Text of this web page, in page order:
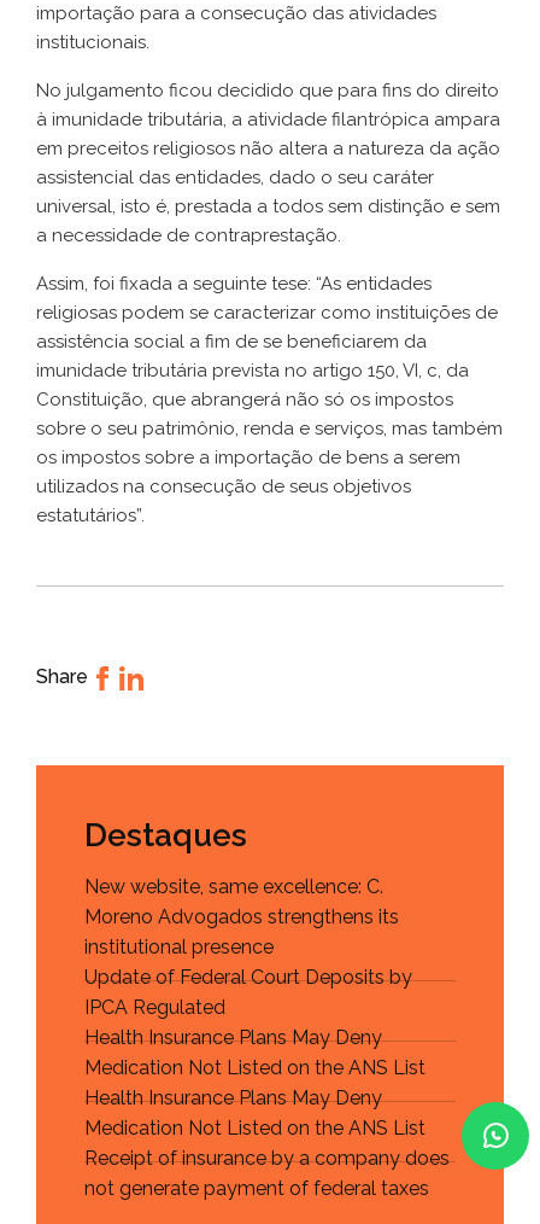
importação para a consecução das atividades
institucionais.
No julgamento ficou decidido que para fins do direito
à imunidade tributária, a atividade filantrópica ampara
em preceitos religiosos não altera a natureza da ação
assistencial das entidades, dado o seu caráter
universal, isto é, prestada a todos sem distinção e sem
a necessidade de contraprestação.
Assim, foi fixada a seguinte tese: “As entidades
religiosas podem se caracterizar como instituições de
assistência social a fim de se beneficiarem da
imunidade tributária prevista no artigo 150, VI, c, da
Constituição, que abrangerá não só os impostos
sobre o seu patrimônio, renda e serviços, mas também
os impostos sobre a importação de bens a serem
utilizados na consecução de seus objetivos
estatutários”.
Share
Destaques
New website, same excellence: C.
Moreno Advogados strengthens its
institutional presence
Update of Federal Court Deposits by
IPCA Regulated
Health Insurance Plans May Deny
Medication Not Listed on the ANS List
Health Insurance Plans May Deny
Medication Not Listed on the ANS List
Receipt of insurance by a company does
not generate payment of federal taxes